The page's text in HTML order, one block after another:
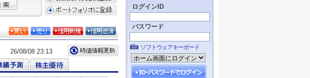
ログインID
パスワード
ソフトウェアキーボード